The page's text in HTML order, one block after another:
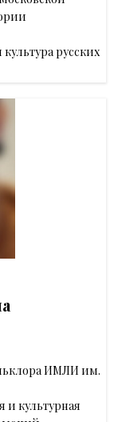
русских
ИМЛИ им.
и культурная